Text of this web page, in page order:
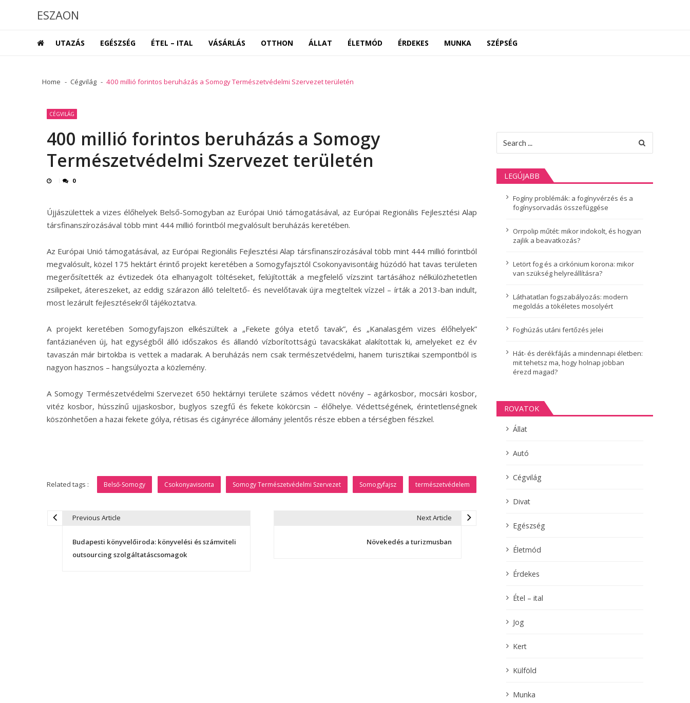
ESZAON
UTAZÁS EGÉSZSÉG ÉTEL – ITAL VÁSÁRLÁS OTTHON ÁLLAT ÉLETMÓD ÉRDEKES MUNKA SZÉPSÉG
Home Cégvilág 400 millió forintos beruházás a Somogy Természetvédelmi Szervezet területén
CÉGVILÁG
400 millió forintos beruházás a Somogy
Természetvédelmi Szervezet területén
0
Újjászülettek a vizes élőhelyek Belső-Somogyban az Európai Unió támogatásával, az Európai Regionális Fejlesztési Alap
társfinanszírozásával több mint 444 millió forintból megvalósult beruházás keretében.
Az Európai Unió támogatásával, az Európai Regionális Fejlesztési Alap társfinanszírozásával több mint 444 millió forintból
megvalósult, közel 175 hektárt érintő projekt keretében a Somogyfajsztól Csokonyavisontáig húzódó hat tavas területen
megerősítették az évtizedek óta elhanyagolt töltéseket, felújították a megfelelő vízszint tartásához nélkülözhetetlen
zsilipeket, átereszeket, az eddig szárazon álló teleltető- és nevelőtavak újra megteltek vízzel – írták a 2013-ban indult,
most lezárult fejlesztésekről tájékoztatva.
A projekt keretében Somogyfajszon elkészültek a „Fekete gólya etető tavak”, és „Kanalasgém vizes élőhelyek”
fantázianéven új, hat egységből álló időszakos és állandó vízborítottságú tavacskákat alakítottak ki, amelyeket ez év
tavaszán már birtokba is vettek a madarak. A beruházás nem csak természetvédelmi, hanem turisztikai szempontból is
nagyon hasznos – hangsúlyozta a közlemény.
A Somogy Természetvédelmi Szervezet 650 hektárnyi területe számos védett növény – agárkosbor, mocsári kosbor,
vitéz kosbor, hússzínű ujjaskosbor, buglyos szegfű és fekete kökörcsin – élőhelye. Védettségének, érintetlenségnek
köszönhetően a hazai fekete gólya, rétisas és cigányréce állomány jelentős része ebben a térségben fészkel.
Related tags : Belső-Somogy Csokonyavisonta Somogy Természetvédelmi Szervezet Somogyfajsz természetvédelem
Previous Article
Budapesti könyvelőiroda: könyvelési és számviteli
outsourcing szolgáltatáscsomagok
Next Article
Növekedés a turizmusban
for:
LEGÚJABB
Fogíny problémák: a fogínyvérzés és a
fogínysorvadás összefüggése
Orrpolip műtét: mikor indokolt, és hogyan
zajlik a beavatkozás?
Letört fog és a cirkónium korona: mikor
van szükség helyreállításra?
Láthatatlan fogszabályozás: modern
megoldás a tökéletes mosolyért
Foghúzás utáni fertőzés jelei
Hát- és derékfájás a mindennapi életben:
mit tehetsz ma, hogy holnap jobban
érezd magad?
ROVATOK
Állat
Autó
Cégvilág
Divat
Egészség
Életmód
Érdekes
Étel – ital
Jog
Kert
Külföld
Munka